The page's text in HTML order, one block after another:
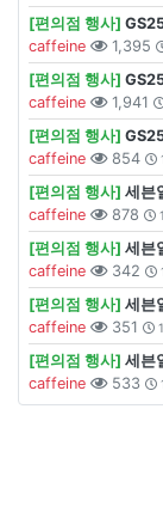
[편의점 행사]
caffeine
1,395
[편의점 행사]
caffeine
1,941
[편의점 행사]
caffeine
854
[편의점 행사] 세븐
caffeine
878
[편의점 행사] 세븐
caffeine
342
[편의점 행사] 세븐
caffeine
351
[편의점 행사] 세븐
caffeine
533